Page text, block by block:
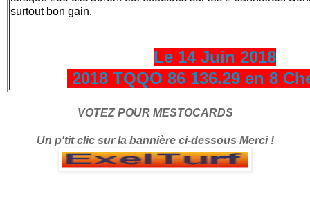
surtout bon gain.
Le 14 Juin 2018
2018 TQQO 86 136.29 en 8
VOTEZ POUR MESTOCARDS
Un p'tit clic sur la bannière ci-dessous Merci !